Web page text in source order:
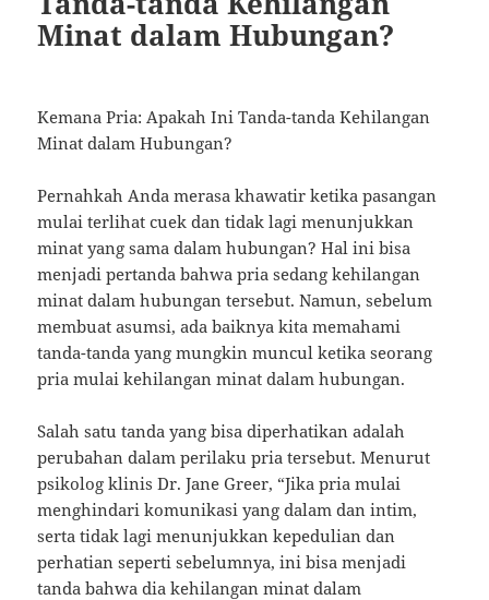
Minat dalam Hubungan?
Kemana Pria: Apakah Ini Tanda-tanda Kehilangan
Minat dalam Hubungan?
Pernahkah Anda merasa khawatir ketika pasangan
mulai terlihat cuek dan tidak lagi menunjukkan
minat yang sama dalam hubungan? Hal ini bisa
menjadi pertanda bahwa pria sedang kehilangan
minat dalam hubungan tersebut. Namun, sebelum
membuat asumsi, ada baiknya kita memahami
tanda-tanda yang mungkin muncul ketika seorang
pria mulai kehilangan minat dalam hubungan.
Salah satu tanda yang bisa diperhatikan adalah
perubahan dalam perilaku pria tersebut. Menurut
psikolog klinis Dr. Jane Greer, “Jika pria mulai
menghindari komunikasi yang dalam dan intim,
serta tidak lagi menunjukkan kepedulian dan
perhatian seperti sebelumnya, ini bisa menjadi
tanda bahwa dia kehilangan minat dalam